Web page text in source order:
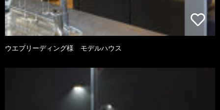
ウエブリーディング様 モデルハウス